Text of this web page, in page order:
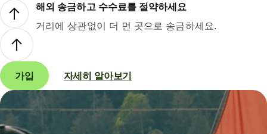
해외 송금하고 수수료를 절약하세요
거리에 상관없이 더 먼 곳으로 송금하세요.
가입 자세히 알아보기